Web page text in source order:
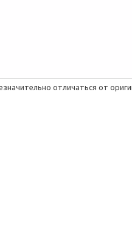
отличаться от